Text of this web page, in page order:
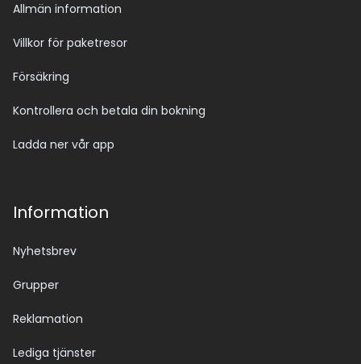
Allmän information
Villkor för paketresor
Försäkring
Kontrollera och betala din bokning
Ladda ner vår app
Information
Nyhetsbrev
Grupper
Reklamation
Lediga tjänster